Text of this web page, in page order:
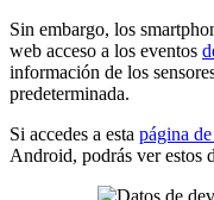
Sin embargo, los
web acceso a los eventos
información de los
predeterminada.
Si accedes a esta página
Android, podrás ver estos